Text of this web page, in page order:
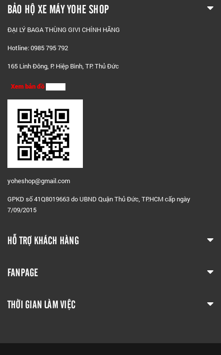
BẢO HỘ XE MÁY YOHE SHOP
ĐẠI LÝ BAGA THÙNG GIVI CHÍNH HÃNG
Hotline: 0985 795 792
165 Linh Đông, P. Hiệp Bình, TP. Thủ Đức
Xem bản đồ
yoheshop@gmail.com
GPKD số 41Q8019663 do UBND Quận Thủ Đức, TP.HCM cấp ngày
7/09/2015
HỖ TRỢ KHÁCH HÀNG
FANPAGE
THỜI GIAN LÀM VIỆC